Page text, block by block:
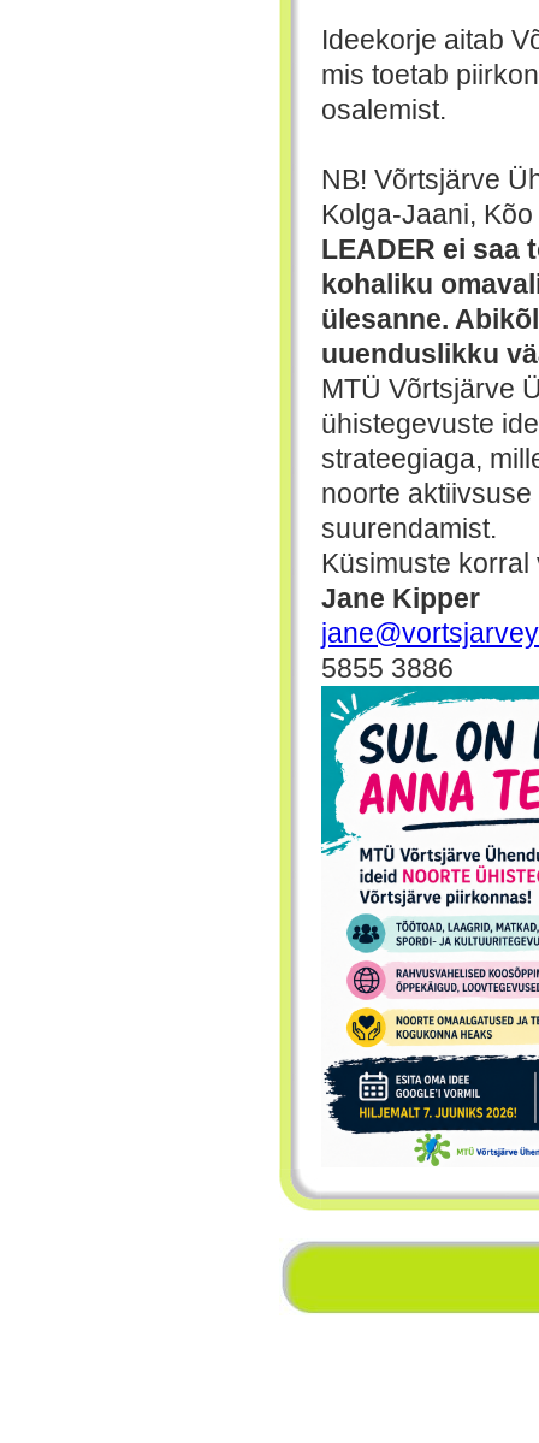
Ideekorje aitab
mis toetab
osalemist.
NB! Võrtsjärve
Kolga-Jaani,
LEADER ei saa
kohaliku
ülesanne.
uuenduslikku
MTÜ Võrtsjärve
ühistegevuste
strateegiaga,
noorte
suurendamist.
Küsimuste
Jane Kipper
5855 3886